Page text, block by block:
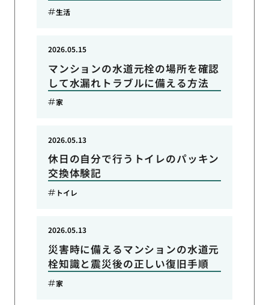
生活
マンションの水道元栓の場所を確認
して水漏れトラブルに備える方法
2026.05.15
家
休日の自分で行うトイレのパッキン
交換体験記
2026.05.13
トイレ
災害時に備えるマンションの水道元
栓知識と震災後の正しい復旧手順
2026.05.13
家